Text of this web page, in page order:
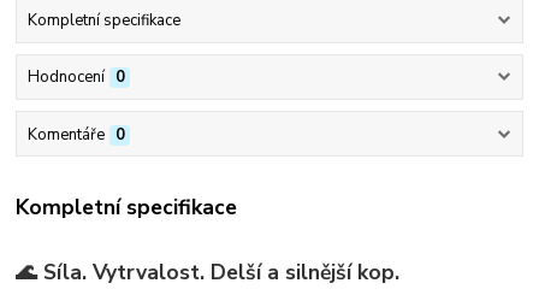
Kompletní specifikace
Hodnocení 0
Komentáře 0
Kompletní specifikace
🌊 Síla. Vytrvalost. Delší a silnější kop.